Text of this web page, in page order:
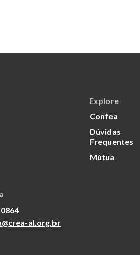
Explore
Confea
Dúvidas
Frequentes
Mútua
al.org.br